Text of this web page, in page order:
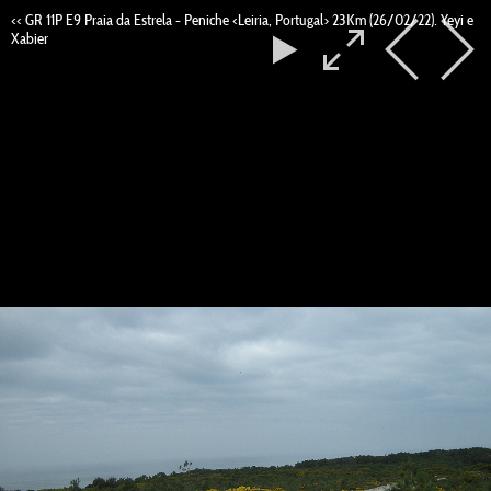
<< GR 11P E9 Praia da Estrela - Peniche <Leiria, Portugal> 23Km (26/02/22). Yeyi e
Xabier